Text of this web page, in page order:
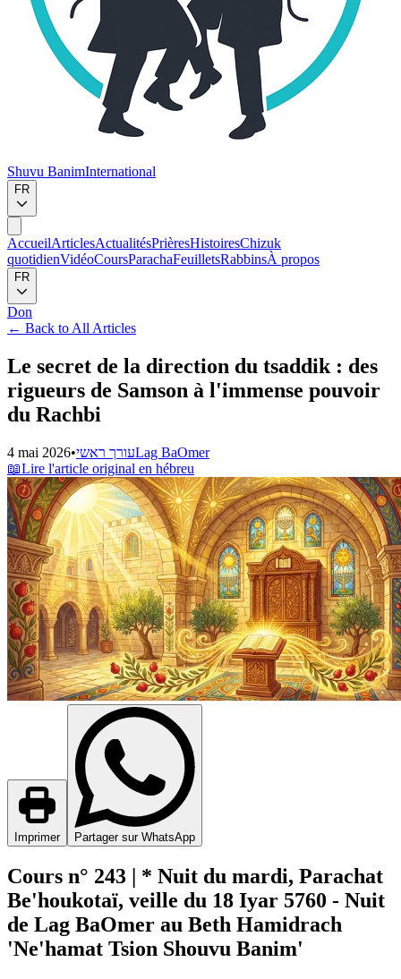
Shuvu BanimInternational
FR
AccueilArticlesActualitésPrièresHistoiresChizuk
quotidienVidéoCoursParachaFeuilletsRabbinsÀ propos
FR
Don
← Back to All Articles
Le secret de la direction du tsaddik : des
rigueurs de Samson à l'immense pouvoir
du Rachbi
4 mai 2026•עורך ראשיLag BaOmer
📖Lire l'article original en hébreu
Imprimer Partager sur WhatsApp
Cours n° 243 | * Nuit du mardi, Parachat
Be'houkotaï, veille du 18 Iyar 5760 - Nuit
de Lag BaOmer au Beth Hamidrach
'Ne'hamat Tsion Shouvu Banim'